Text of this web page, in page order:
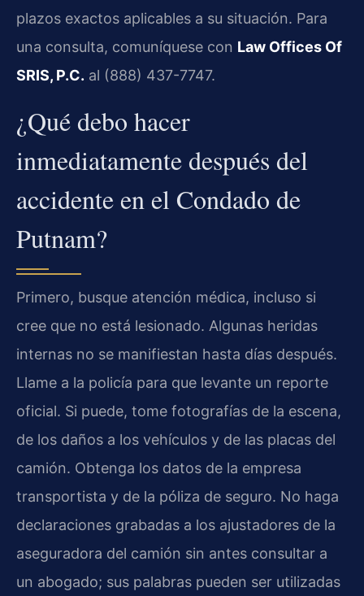
plazos exactos aplicables a su situación. Para
una consulta, comuníquese con Law Offices Of
SRIS, P.C. al (888) 437-7747.
¿Qué debo hacer
inmediatamente después del
accidente en el Condado de
Putnam?
Primero, busque atención médica, incluso si
cree que no está lesionado. Algunas heridas
internas no se manifiestan hasta días después.
Llame a la policía para que levante un reporte
oficial. Si puede, tome fotografías de la escena,
de los daños a los vehículos y de las placas del
camión. Obtenga los datos de la empresa
transportista y de la póliza de seguro. No haga
declaraciones grabadas a los ajustadores de la
aseguradora del camión sin antes consultar a
un abogado; sus palabras pueden ser utilizadas